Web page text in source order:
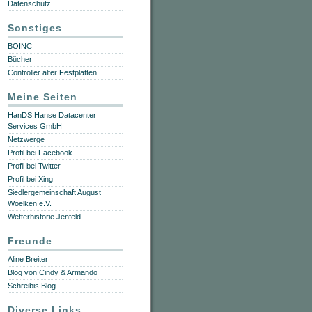
Datenschutz
Sonstiges
BOINC
Bücher
Controller alter Festplatten
Meine Seiten
HanDS Hanse Datacenter
Services GmbH
Netzwerge
Profil bei Facebook
Profil bei Twitter
Profil bei Xing
Siedlergemeinschaft August
Woelken e.V.
Wetterhistorie Jenfeld
Freunde
Aline Breiter
Blog von Cindy & Armando
Schreibis Blog